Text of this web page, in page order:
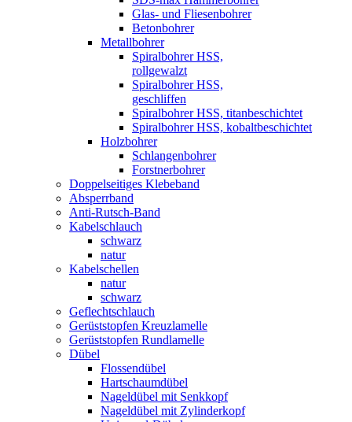
Glas- und Fliesenbohrer
Betonbohrer
Metallbohrer
Spiralbohrer HSS,
rollgewalzt
Spiralbohrer HSS,
geschliffen
Spiralbohrer HSS, titanbeschichtet
Spiralbohrer HSS, kobaltbeschichtet
Holzbohrer
Schlangenbohrer
Forstnerbohrer
Doppelseitiges Klebeband
Absperrband
Anti-Rutsch-Band
Kabelschlauch
schwarz
natur
Kabelschellen
natur
schwarz
Geflechtschlauch
Gerüststopfen Kreuzlamelle
Gerüststopfen Rundlamelle
Dübel
Flossendübel
Hartschaumdübel
Nageldübel mit Senkkopf
Nageldübel mit Zylinderkopf